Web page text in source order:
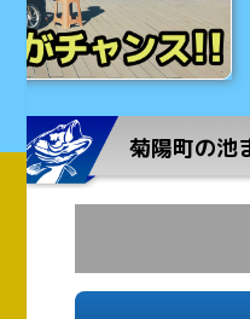
菊陽町の池